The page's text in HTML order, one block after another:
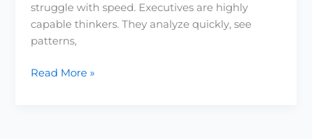
struggle with speed. Executives are highly
capable thinkers. They analyze quickly, see
patterns,
Question
That
Power
Executives
Read More »